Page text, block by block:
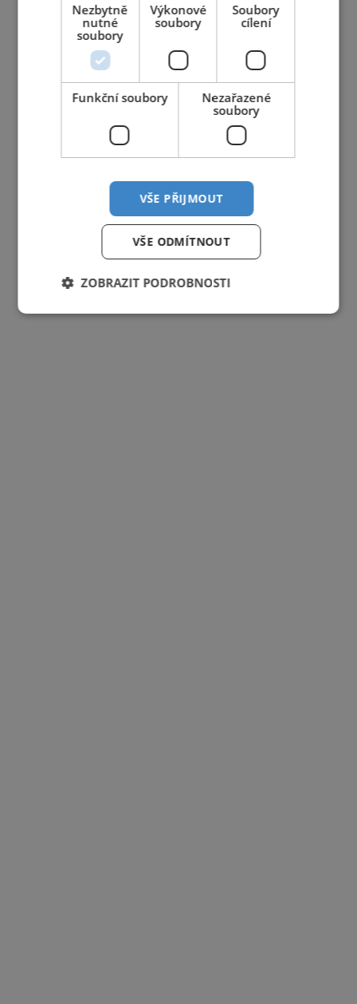
Nezbytně
nutné
soubory
Výkonové
soubory
Soubory
cílení
Funkční soubory
Nezařazené
soubory
VŠE PŘIJMOUT
VŠE ODMÍTNOUT
ZOBRAZIT PODROBNOSTI